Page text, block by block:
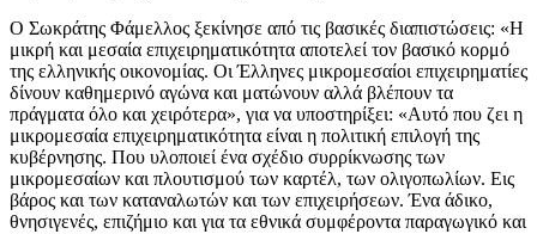
Ο Σωκράτης Φάμελλος ξεκίνησε από τις βασικές διαπιστώσεις: «Η
μικρή και μεσαία επιχειρηματικότητα αποτελεί τον βασικό κορμό
της ελληνικής οικονομίας. Οι Έλληνες μικρομεσαίοι επιχειρηματίες
δίνουν καθημερινό αγώνα και ματώνουν αλλά βλέπουν τα
πράγματα όλο και χειρότερα», για να υποστηρίξει: «Αυτό που ζει η
μικρομεσαία επιχειρηματικότητα είναι η πολιτική επιλογή της
κυβέρνησης. Που υλοποιεί ένα σχέδιο συρρίκνωσης των
μικρομεσαίων και πλουτισμού των καρτέλ, των ολιγοπωλίων. Εις
βάρος και των καταναλωτών και των επιχειρήσεων. Ένα άδικο,
θνησιγενές, επιζήμιο και για τα εθνικά συμφέροντα παραγωγικό και